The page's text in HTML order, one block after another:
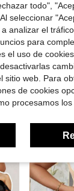
mujer -55% Conjunto de
Solo
$6.05
todo",
seleccionar
analizar el
para
el uso de
web. Para
de cookies
procesamos